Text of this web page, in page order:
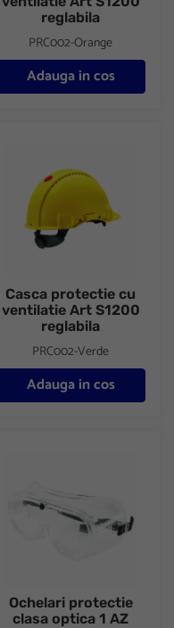
reglabila
PRC002-Orange
Adauga in cos
Casca protectie cu
ventilatie Art S1200
reglabila
PRC002-Verde
Adauga in cos
Ochelari protectie
clasa optica 1 AZ